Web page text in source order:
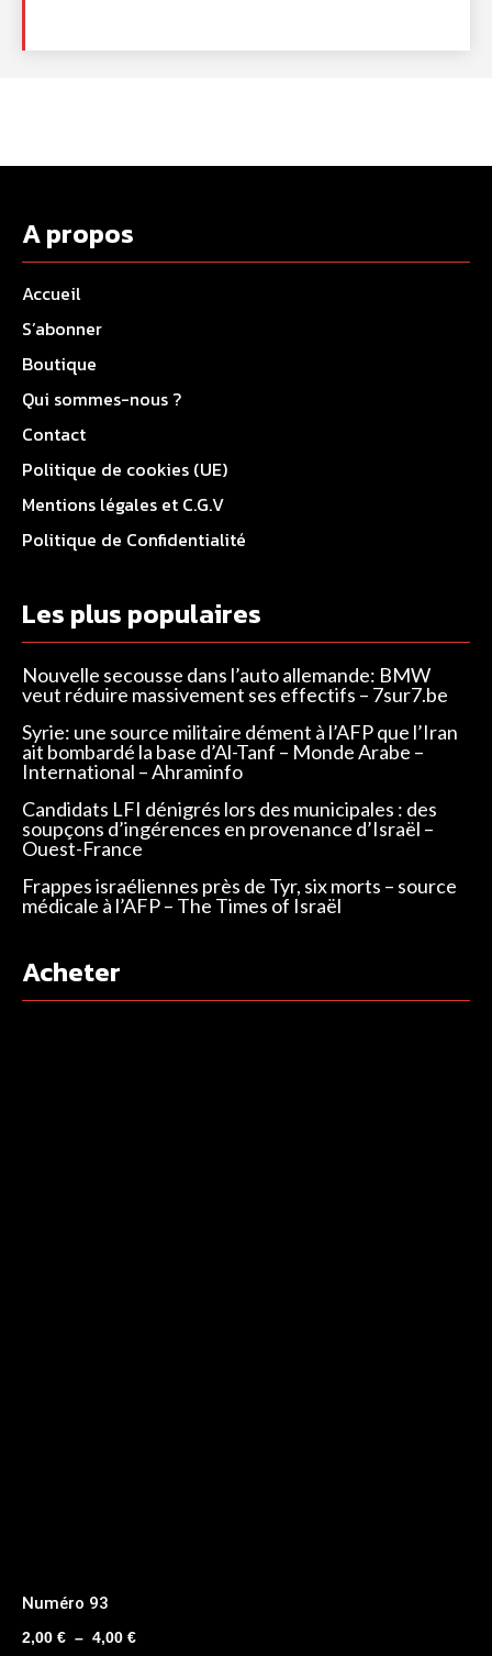
A propos
Accueil
S’abonner
Boutique
Qui sommes-nous ?
Contact
Politique de cookies (UE)
Mentions légales et C.G.V
Politique de Confidentialité
Les plus populaires
Nouvelle secousse dans l’auto allemande: BMW
veut réduire massivement ses effectifs – 7sur7.be
Syrie: une source militaire dément à l’AFP que l’Iran
ait bombardé la base d’Al-Tanf – Monde Arabe –
International – Ahraminfo
Candidats LFI dénigrés lors des municipales : des
soupçons d’ingérences en provenance d’Israël –
Ouest-France
Frappes israéliennes près de Tyr, six morts – source
médicale à l’AFP – The Times of Israël
Acheter
Numéro 93
2,00 € – 4,00 €Plage